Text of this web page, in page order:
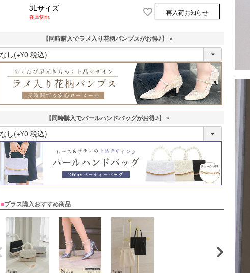
3Lサイズ
在庫切れ
再入荷お知らせ
【同時購入でラメ入り花柄パンプスがお得♪】
(
必
【同時購入でパールハンドバッグがお得♪】
(
必
須
)
■プラス購入おすすめ商品